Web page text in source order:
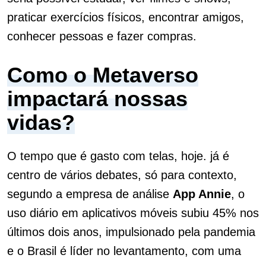
praticar exercícios físicos, encontrar amigos,
conhecer pessoas e fazer compras.
Como o Metaverso
impactará nossas
vidas?
O tempo que é gasto com telas, hoje. já é
centro de vários debates, só para contexto,
segundo a empresa de análise App Annie, o
uso diário em aplicativos móveis subiu 45% nos
últimos dois anos, impulsionado pela pandemia
e o Brasil é líder no levantamento, com uma